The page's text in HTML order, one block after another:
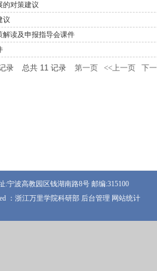
的对策建议
议
解读及申报指导会课件
录 总共 11 记录 第一页 <<上一页 下
:宁波高教园区钱湖南路8号 邮编:315100
：浙江万里学院科研部 后台管理 网站统计